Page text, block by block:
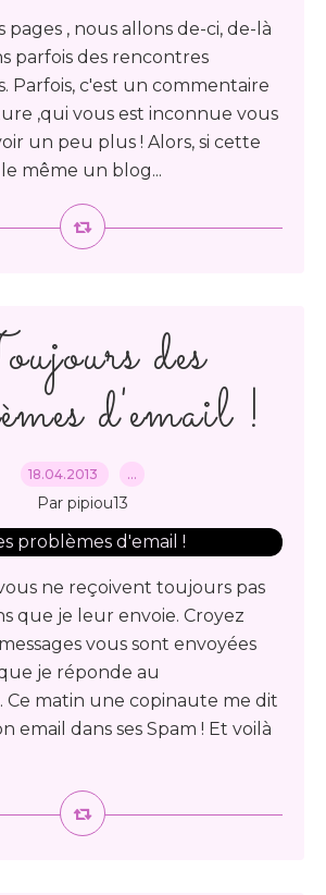
pages , nous allons de-ci, de-là
parfois des rencontres
Parfois, c'est un commentaire
,qui vous est inconnue vous
un peu plus ! Alors, si cette
même un blog...
des
d'email !
18.04.2013 …
Par pipiou13
ne reçoivent toujours pas
que je leur envoie. Croyez
vous sont envoyées
je réponde au
Ce matin une copinaute me dit
email dans ses Spam ! Et voilà